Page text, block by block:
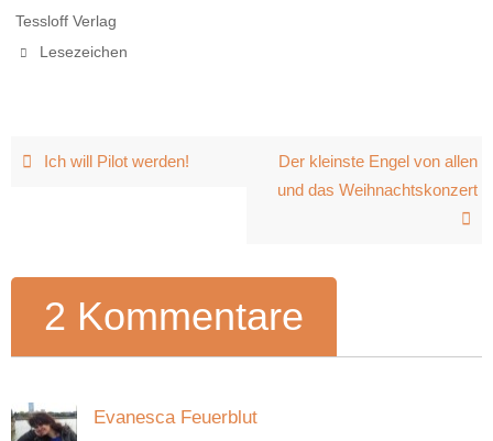
Tessloff Verlag
Lesezeichen
Ich will Pilot werden!
Der kleinste Engel von allen
und das Weihnachtskonzert
2 Kommentare
Evanesca Feuerblut